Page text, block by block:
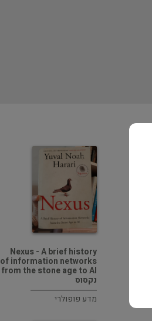
Nexus - A brief history
of information networks
from the stone age to AI
נקסוס
מדע פופולרי